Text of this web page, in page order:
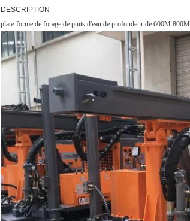
DESCRIPTION
plate-forme de forage de puits d'eau de profondeur de 600M 800M